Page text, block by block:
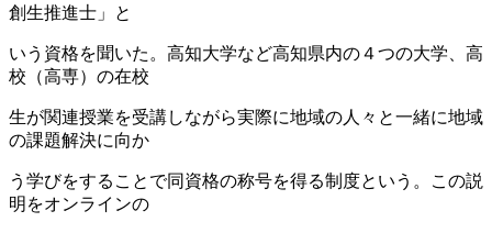
創生推進士」と
いう資格を聞いた。高知大学など高知県内の４つの大学、高
校（高専）の在校
生が関連授業を受講しながら実際に地域の人々と一緒に地域
の課題解決に向か
う学びをすることで同資格の称号を得る制度という。この説
明をオンラインの